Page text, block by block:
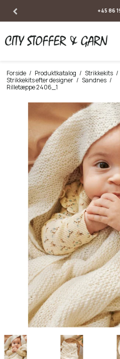
Forside / Produktkatalog / Strikkekits /
Strikkekits efter designer / Sandnes /
Rilletæppe 2406_1